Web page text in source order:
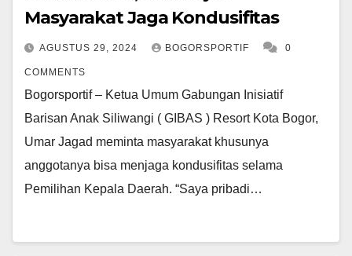
Masyarakat Jaga Kondusifitas
AGUSTUS 29, 2024 BOGORSPORTIF 0
COMMENTS
Bogorsportif – Ketua Umum Gabungan Inisiatif
Barisan Anak Siliwangi ( GIBAS ) Resort Kota Bogor,
Umar Jagad meminta masyarakat khusunya
anggotanya bisa menjaga kondusifitas selama
Pemilihan Kepala Daerah. “Saya pribadi…